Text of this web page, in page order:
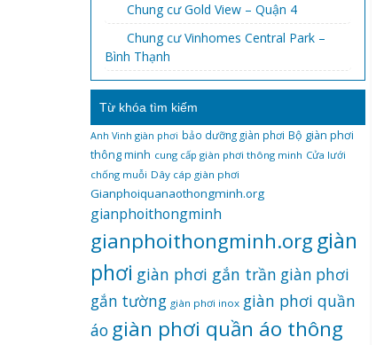
Chung cư Gold View – Quận 4
Chung cư Vinhomes Central Park –
Bình Thạnh
Từ khóa tìm kiếm
Anh Vinh giàn phơi bảo dưỡng giàn phơi Bộ giàn phơi
thông minh cung cấp giàn phơi thông minh Cửa lưới
chống muỗi Dây cáp giàn phơi
Gianphoiquanaothongminh.org
gianphoithongminh
gianphoithongminh.org giàn
phơi giàn phơi gắn trần giàn phơi
gắn tường giàn phơi inox giàn phơi quần
áo giàn phơi quần áo thông